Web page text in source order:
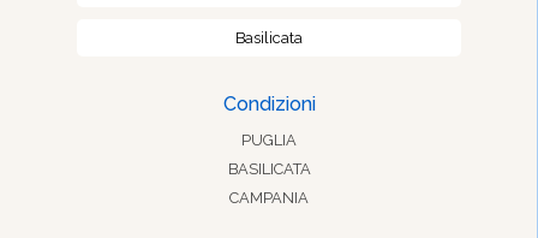
Basilicata
Condizioni
PUGLIA
BASILICATA
CAMPANIA